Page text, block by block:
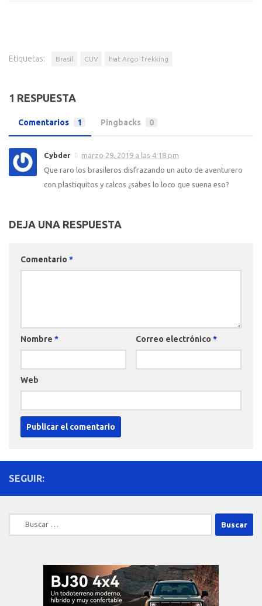
Etiquetas: Brasil CUV Fiat Argo Trekking
1 RESPUESTA
Comentarios 1 Pingbacks 0
Cybder
marzo 29, 2019 a las 4:18 pm
Que raro los brasileros disfrazando un auto de aventurero
con plastiquitos y calcos ¿sabes lo loco que suena eso?
DEJA UNA RESPUESTA
Comentario *
Nombre * Correo electrónico *
Web
SEGUIR:
Buscar: